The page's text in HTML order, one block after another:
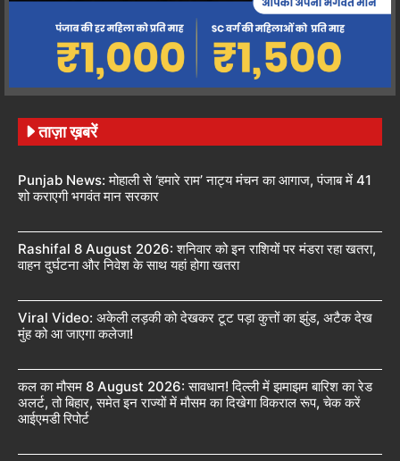
ताज़ा ख़बरें
Punjab News: मोहाली से ‘हमारे राम’ नाट्य मंचन का आगाज, पंजाब में 41
शो कराएगी भगवंत मान सरकार
Rashifal 8 August 2026: शनिवार को इन राशियों पर मंडरा रहा खतरा,
वाहन दुर्घटना और निवेश के साथ यहां होगा खतरा
Viral Video: अकेली लड़की को देखकर टूट पड़ा कुत्तों का झुंड, अटैक देख
मुंह को आ जाएगा कलेजा!
कल का मौसम 8 August 2026: सावधान! दिल्ली में झमाझम बारिश का रेड
अलर्ट, तो बिहार, समेत इन राज्यों में मौसम का दिखेगा विकराल रूप, चेक करें
आईएमडी रिपोर्ट